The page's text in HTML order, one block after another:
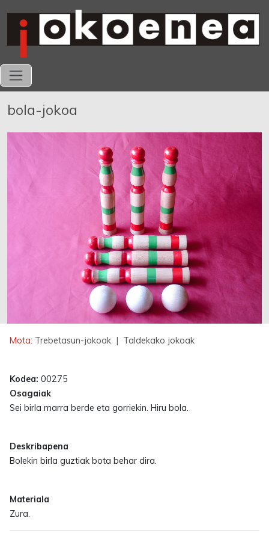
bola-jokoa
Mota: Trebetasun-jokoak | Taldekako jokoak
Kodea: 00275
Osagaiak
Sei birla marra berde eta gorriekin. Hiru bola.
Deskribapena
Bolekin birla guztiak bota behar dira.
Materiala
Zura.